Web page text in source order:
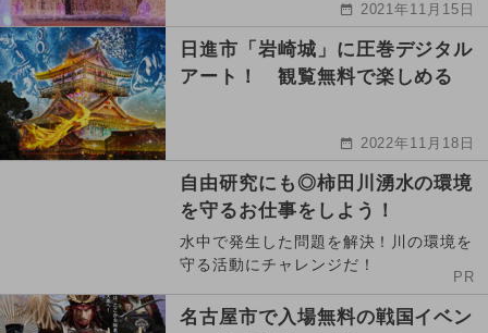
2021年11月15日
日進市「岩崎城」に圧巻デジタル
アート！ 観覧無料で楽しめる
2022年11月18日
自由研究にも◎柿田川湧水の環境
を守るお仕事をしよう！
水中で発生した問題を解決！川の環境を
守る活動にチャレンジだ！
PR
名古屋市で入場無料の戦国イベン